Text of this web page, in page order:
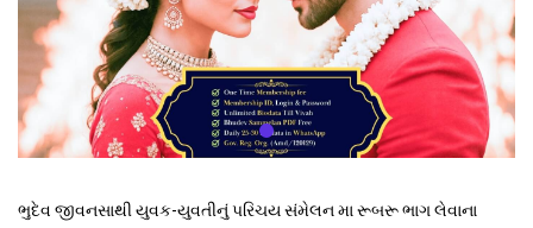
ભુદેવ જીવનસાથી યુવક-યુવતીનું પરિચય સંમેલન મા રૂબરૂ ભાગ લેવાના